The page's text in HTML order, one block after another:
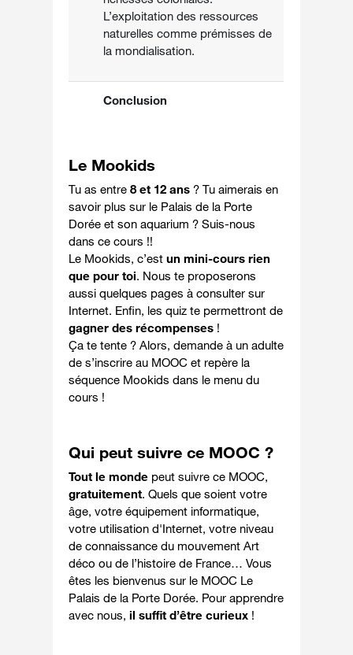
L’exploitation des ressources
naturelles comme prémisses de
la mondialisation.
Conclusion
Le Mookids
Tu as entre8 et 12 ans ? Tu aimerais en
savoir plus sur le Palais de la Porte
Dorée et son aquarium ? Suis-nous
dans ce cours !!
Le Mookids, c’estun mini-cours rien
que pour toi. Nous te proposerons
aussi quelques pages à consulter sur
Internet. Enfin, les quiz te permettront de
gagner des récompenses !
Ça te tente ? Alors, demande à un adulte
de s’inscrire au MOOC et repère la
séquence Mookids dans le menu du
cours !
Qui peut suivre ce MOOC ?
Tout le monde peut suivre ce MOOC,
gratuitement. Quels que soient votre
âge, votre équipement informatique,
votre utilisation d'Internet, votre niveau
de connaissance du mouvement Art
déco ou de l’histoire de France… Vous
êtes les bienvenus sur le MOOC Le
Palais de la Porte Dorée. Pour apprendre
avec nous,il suffit d’être curieux !